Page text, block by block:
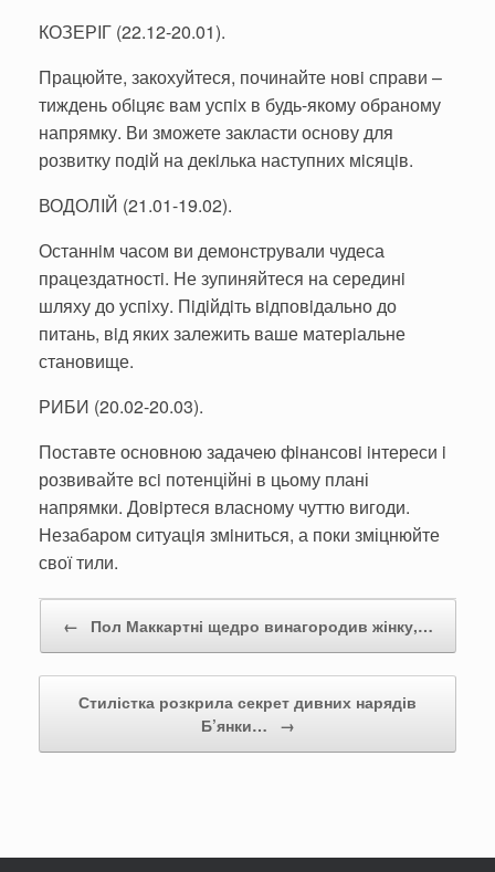
КОЗЕРIГ (22.12-20.01).
Працюйте, закохуйтеся, починайте новi справи –
тиждень обiцяє вам успiх в будь-якому обраному
напрямку. Ви зможете закласти основу для
розвитку подiй на декiлька наступних мiсяцiв.
ВОДОЛIЙ (21.01-19.02).
Останнiм часом ви демонстрували чудеса
працездатностi. Не зупиняйтеся на серединi
шляху до успiху. Пiдiйдiть вiдповiдально до
питань, вiд яких залежить ваше матерiальне
становище.
РИБИ (20.02-20.03).
Поставте основною задачею фiнансовi iнтереси i
розвивайте всi потенційні в цьому плані
напрямки. Довiртеся власному чуттю вигоди.
Незабаром ситуацiя змiниться, а поки зміцнюйте
свої тили.
← Пол Маккартні щедро винагородив жінку,…
Стилістка розкрила секрет дивних нарядів
Б’янки…
→